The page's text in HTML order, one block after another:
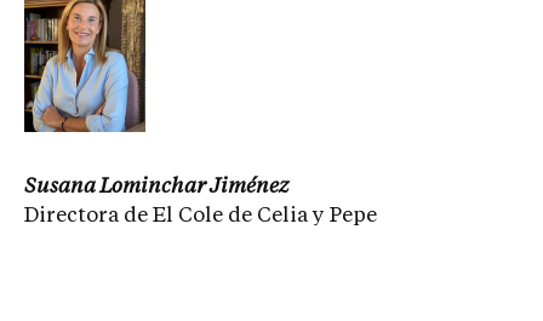
Susana Lominchar Jiménez
Directora de El Cole de Celia y Pepe